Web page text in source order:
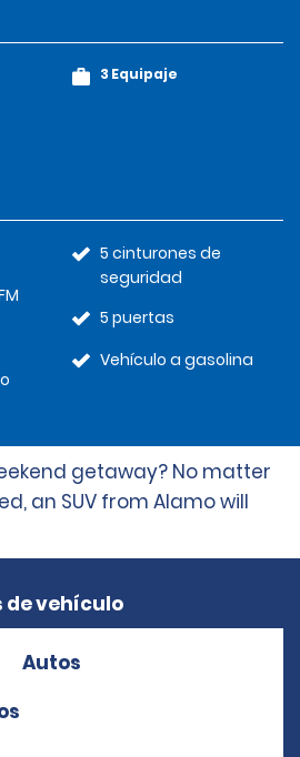
3 Equipaje
5 cinturones de
seguridad
5 puertas
Vehículo a gasolina
getaway? No matter
an SUV from Alamo will
de vehículo
Autos